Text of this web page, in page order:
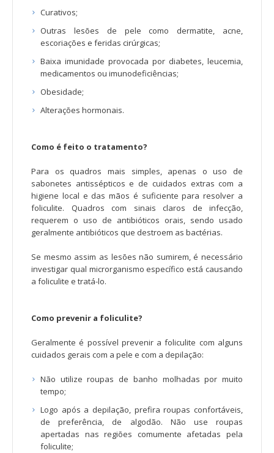
Curativos;
Outras lesões de pele como dermatite, acne,
escoriações e feridas cirúrgicas;
Baixa imunidade provocada por diabetes, leucemia,
medicamentos ou imunodeficiências;
Obesidade;
Alterações hormonais.
Como é feito o tratamento?
Para os quadros mais simples, apenas o uso de
sabonetes antissépticos e de cuidados extras com a
higiene local e das mãos é suficiente para resolver a
foliculite. Quadros com sinais claros de infecção,
requerem o uso de antibióticos orais, sendo usado
geralmente antibióticos que destroem as bactérias.
Se mesmo assim as lesões não sumirem, é necessário
investigar qual microrganismo específico está causando
a foliculite e tratá-lo.
Como prevenir a foliculite?
Geralmente é possível prevenir a foliculite com alguns
cuidados gerais com a pele e com a depilação:
Não utilize roupas de banho molhadas por muito
tempo;
Logo após a depilação, prefira roupas confortáveis,
de preferência, de algodão. Não use roupas
apertadas nas regiões comumente afetadas pela
foliculite;